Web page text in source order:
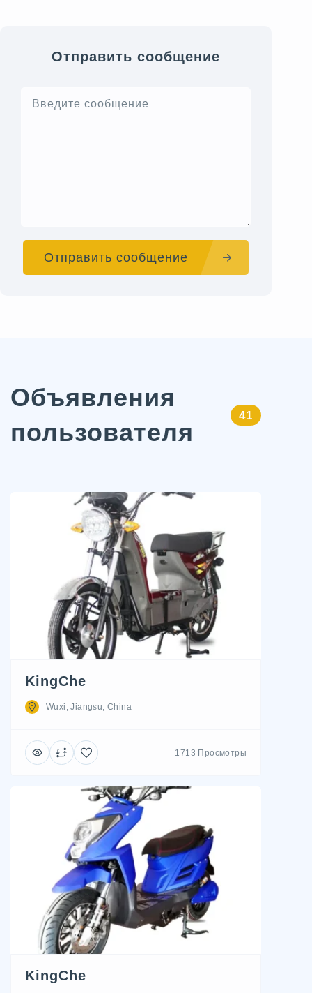
Отправить сообщение
Отправить сообщение
Объявления
пользователя
41
KingChe
Wuxi, Jiangsu, China
1713 Просмотры
KingChe